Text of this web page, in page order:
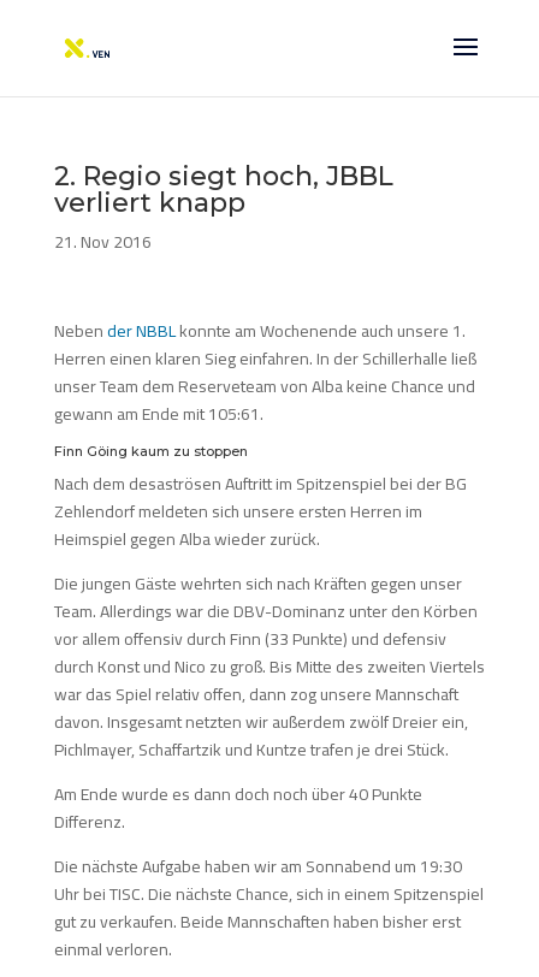
2. Regio siegt hoch, JBBL
verliert knapp
21. Nov 2016
Nebender NBBLkonnte am Wochenende auch unsere 1.
Herren einen klaren Sieg einfahren. In der Schillerhalle ließ
unser Team dem Reserveteam von Alba keine Chance und
gewann am Ende mit 105:61.
Finn Göing kaum zu stoppen
Nach dem desaströsen Auftritt im Spitzenspiel bei der BG
Zehlendorf meldeten sich unsere ersten Herren im
Heimspiel gegen Alba wieder zurück.
Die jungen Gäste wehrten sich nach Kräften gegen unser
Team. Allerdings war die DBV-Dominanz unter den Körben
vor allem offensiv durch Finn (33 Punkte) und defensiv
durch Konst und Nico zu groß. Bis Mitte des zweiten Viertels
war das Spiel relativ offen, dann zog unsere Mannschaft
davon. Insgesamt netzten wir außerdem zwölf Dreier ein,
Pichlmayer, Schaffartzik und Kuntze trafen je drei Stück.
Am Ende wurde es dann doch noch über 40 Punkte
Differenz.
Die nächste Aufgabe haben wir am Sonnabend um 19:30
Uhr bei TISC. Die nächste Chance, sich in einem Spitzenspiel
gut zu verkaufen. Beide Mannschaften haben bisher erst
einmal verloren.